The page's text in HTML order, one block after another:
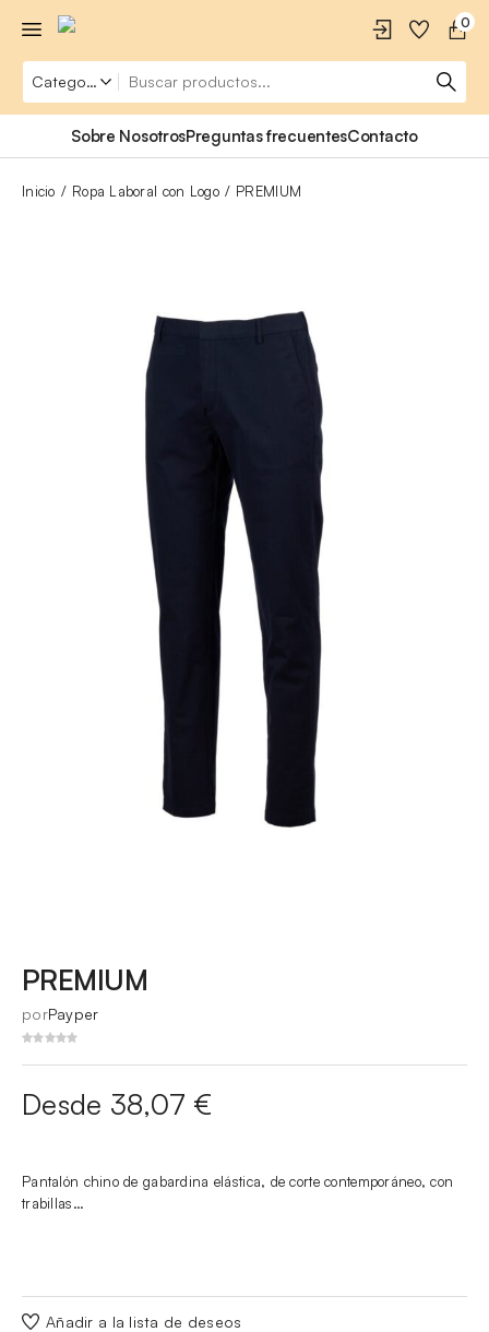
0
Sobre NosotrosPreguntas frecuentesContacto
Inicio Ropa Laboral con Logo PREMIUM
PREMIUM
porPayper
Desde 38,07 €
Pantalón chino de gabardina elástica, de corte contemporáneo, con
trabillas…
Añadir a la lista de deseos